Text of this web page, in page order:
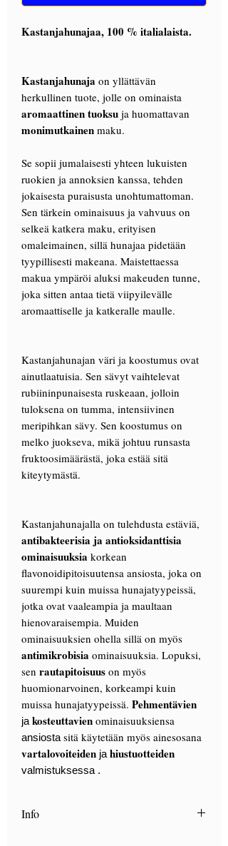
Kastanjahunajaa, 100 % italialaista.
Kastanjahunaja on yllättävän
herkullinen tuote, jolle on ominaista
aromaattinen tuoksu ja huomattavan
monimutkainen maku.
Se sopii jumalaisesti yhteen lukuisten
ruokien ja annoksien kanssa, tehden
jokaisesta puraisusta unohtumattoman.
Sen tärkein ominaisuus ja vahvuus on
selkeä katkera maku, erityisen
omaleimainen, sillä hunajaa pidetään
tyypillisesti makeana. Maistettaessa
makua ympäröi aluksi makeuden tunne,
joka sitten antaa tietä viipyilevälle
aromaattiselle ja katkeralle maulle.
Kastanjahunajan väri ja koostumus ovat
ainutlaatuisia. Sen sävyt vaihtelevat
rubiininpunaisesta ruskeaan, jolloin
tuloksena on tumma, intensiivinen
meripihkan sävy. Sen koostumus on
melko juokseva, mikä johtuu runsasta
fruktoosimäärästä, joka estää sitä
kiteytymästä.
Kastanjahunajalla on tulehdusta estäviä,
antibakteerisia ja antioksidanttisia
ominaisuuksia korkean
flavonoidipitoisuutensa ansiosta, joka on
suurempi kuin muissa hunajatyypeissä,
jotka ovat vaaleampia ja maultaan
hienovaraisempia. Muiden
ominaisuuksien ohella sillä on myös
antimikrobisia ominaisuuksia. Lopuksi,
sen rautapitoisuus on myös
huomionarvoinen, korkeampi kuin
muissa hunajatyypeissä. Pehmentävien
ja kosteuttavien ominaisuuksiensa
ansiostasitä käytetään myös ainesosana
vartalovoiteiden ja hiustuotteiden
valmistuksessa .
Info